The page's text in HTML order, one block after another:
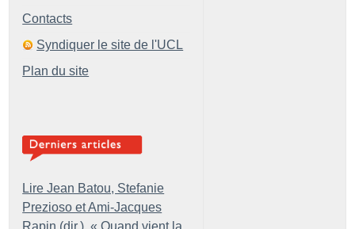
Contacts
Syndiquer le site de l'UCL
Plan du site
Lire Jean Batou, Stefanie
Prezioso et Ami-Jacques
Rapin (dir.), « Quand vient la